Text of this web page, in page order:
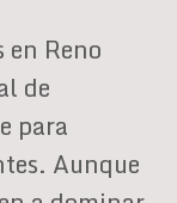
Reno
de
para
Aunque